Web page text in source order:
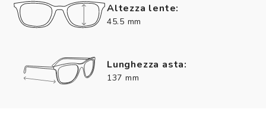
Altezza lente:
45.5 mm
Lunghezza asta:
137 mm